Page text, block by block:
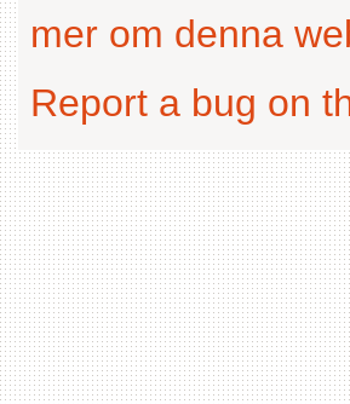
mer om denna
Report a bug on